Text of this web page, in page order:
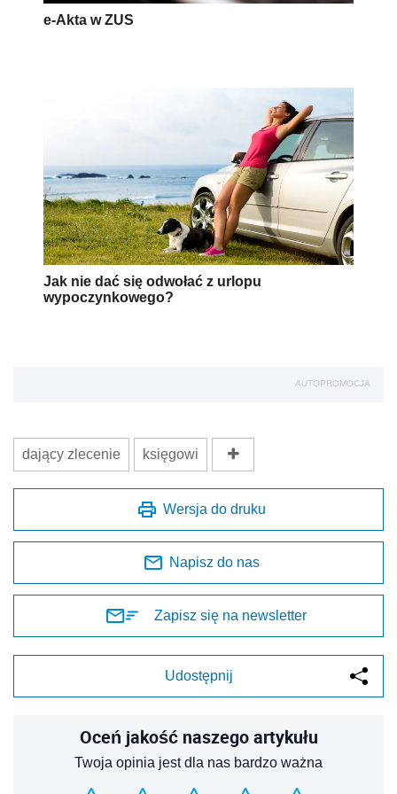
e-Akta w ZUS
Jak nie dać się odwołać z urlopu
wypoczynkowego?
AUTOPROMOCJA
dający zlecenie księgowi
Wersja do druku
Napisz do nas
Zapisz się na newsletter
Udostępnij
Oceń jakość naszego artykułu
Twoja opinia jest dla nas bardzo ważna